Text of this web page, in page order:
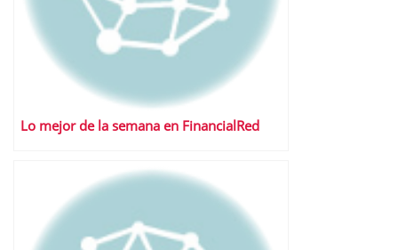
Lo mejor de la semana en FinancialRed